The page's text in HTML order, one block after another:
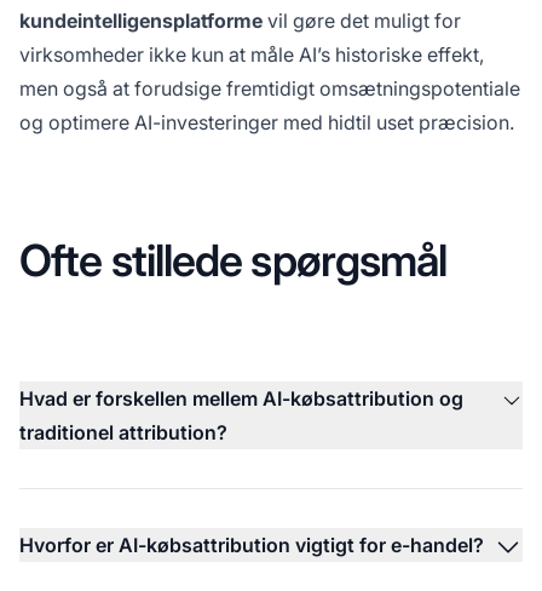
kundeintelligensplatforme vil gøre det muligt for
virksomheder ikke kun at måle AI’s historiske effekt,
men også at forudsige fremtidigt omsætningspotentiale
og optimere AI-investeringer med hidtil uset præcision.
Ofte stillede spørgsmål
Hvad er forskellen mellem AI-købsattribution og
traditionel attribution?
Hvorfor er AI-købsattribution vigtigt for e-handel?